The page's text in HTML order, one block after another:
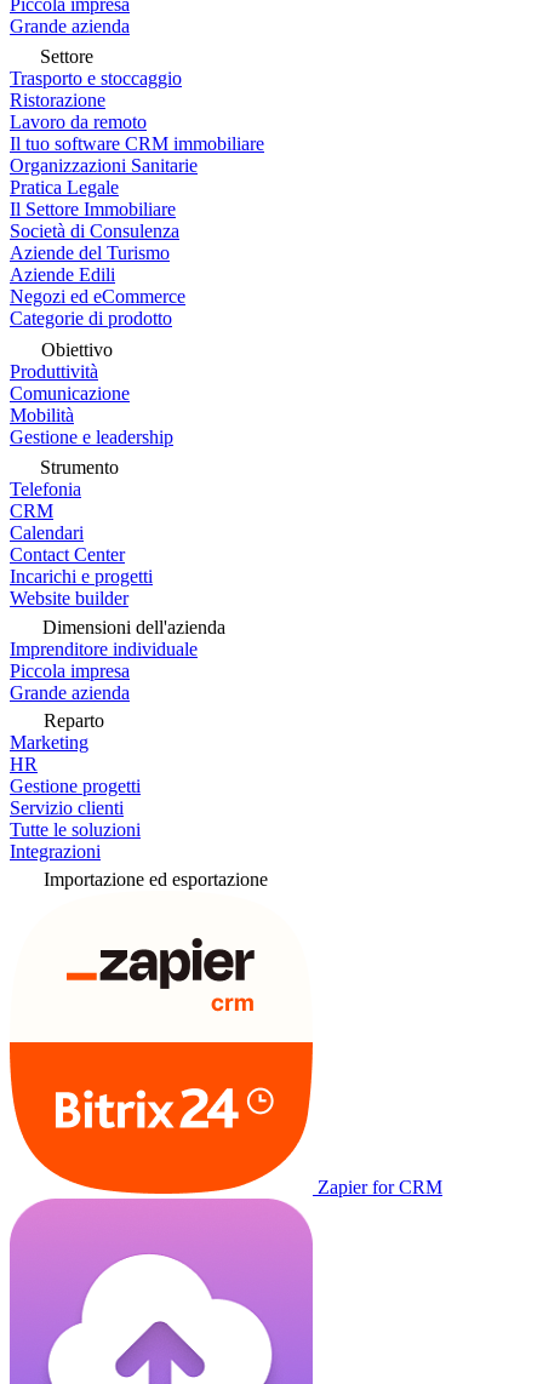
Piccola impresa
Grande azienda
Settore
Trasporto e stoccaggio
Ristorazione
Lavoro da remoto
Il tuo software CRM immobiliare
Organizzazioni Sanitarie
Pratica Legale
Il Settore Immobiliare
Società di Consulenza
Aziende del Turismo
Aziende Edili
Negozi ed eCommerce
Categorie di prodotto
Obiettivo
Produttività
Comunicazione
Mobilità
Gestione e leadership
Strumento
Telefonia
CRM
Calendari
Contact Center
Incarichi e progetti
Website builder
Dimensioni dell'azienda
Imprenditore individuale
Piccola impresa
Grande azienda
Reparto
Marketing
HR
Gestione progetti
Servizio clienti
Tutte le soluzioni
Integrazioni
Importazione ed esportazione
Zapier for CRM